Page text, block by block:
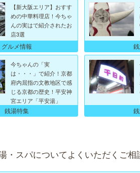
【新大阪エリア】おすす
めの中華料理店！今ちゃ
んの実はで紹介されたお
店3選
グルメ情報
今ちゃんの「実
は・・・」で紹介！京都
府内屈指の文教地区で感
じる京都の歴史！平安神
宮エリア「平安湯」
銭湯特集
・スパについてよくいただくご相